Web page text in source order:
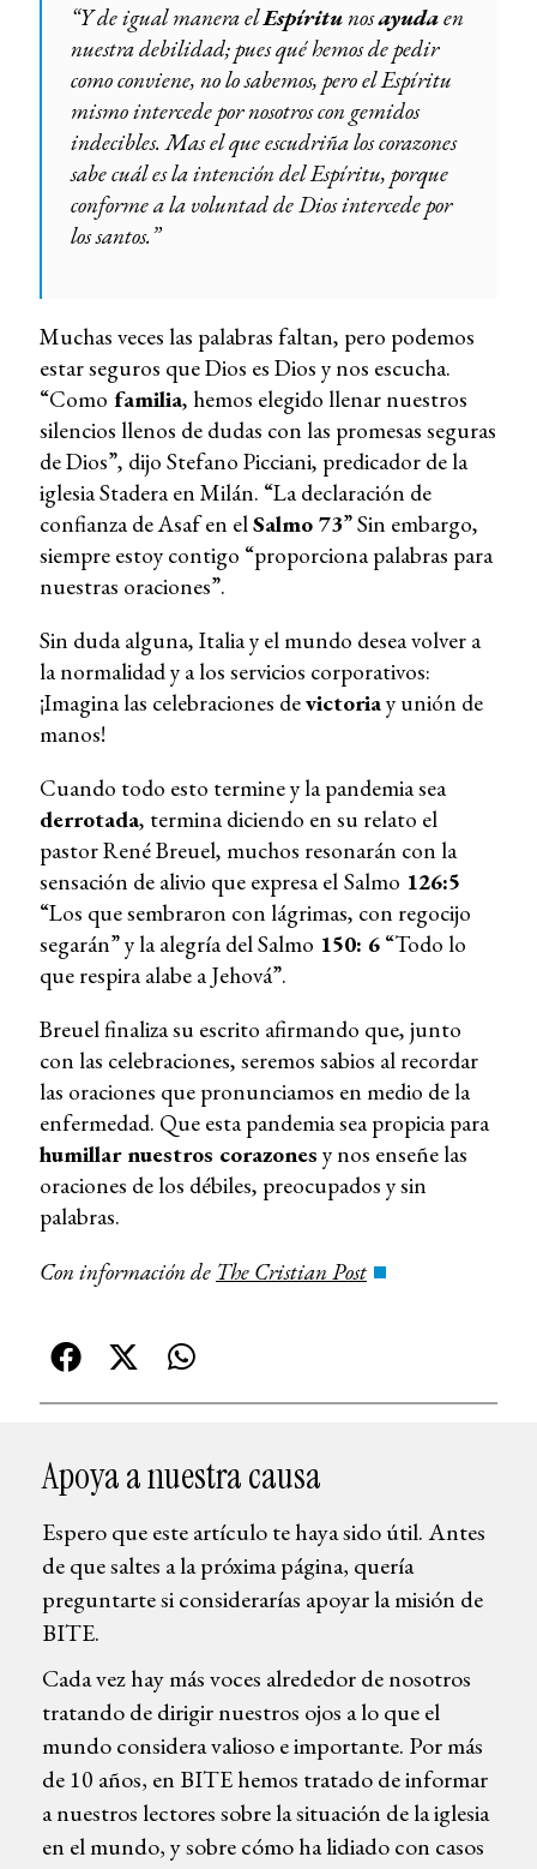
“Y de igual manera elEspíritunosayudaen
nuestra debilidad; pues qué hemos de pedir
como conviene, no lo sabemos, pero el Espíritu
mismo intercede por nosotros con gemidos
indecibles. Mas el que escudriña los corazones
sabe cuál es la intención del Espíritu, porque
conforme a la voluntad de Dios intercede por
los santos.”
Muchas veces las palabras faltan, pero podemos
estar seguros que Dios es Dios y nos escucha.
“Como familia, hemos elegido llenar nuestros
silencios llenos de dudas con las promesas seguras
de Dios”, dijo Stefano Picciani, predicador de la
iglesia Stadera en Milán. “La declaración de
confianza de Asaf en elSalmo 73” Sin embargo,
siempre estoy contigo “proporciona palabras para
nuestras oraciones”.
Sin duda alguna, Italia y el mundo desea volver a
la normalidad y a los servicios corporativos:
¡Imagina las celebraciones devictoriay unión de
manos!
Cuando todo esto termine y la pandemia sea
derrotada, termina diciendo en su relato el
pastor René Breuel, muchos resonarán con la
sensación de alivio que expresa el Salmo 126:5
“Los que sembraron con lágrimas, con regocijo
segarán” y la alegría del Salmo 150: 6“Todo lo
que respira alabe a Jehová”.
Breuel finaliza su escrito afirmando que, junto
con las celebraciones, seremos sabios al recordar
las oraciones que pronunciamos en medio de la
enfermedad. Que esta pandemia sea propicia para
humillar nuestros corazones y nos enseñe las
oraciones de los débiles, preocupados y sin
palabras.
Con información de The Cristian Post
Apoya a nuestra causa
Espero que este artículo te haya sido útil. Antes
de que saltes a la próxima página, quería
preguntarte si considerarías apoyar la misión de
BITE.
Cada vez hay más voces alrededor de nosotros
tratando de dirigir nuestros ojos a lo que el
mundo considera valioso e importante. Por más
de 10 años, en BITE hemos tratado de informar
a nuestros lectores sobre la situación de la iglesia
en el mundo, y sobre cómo ha lidiado con casos